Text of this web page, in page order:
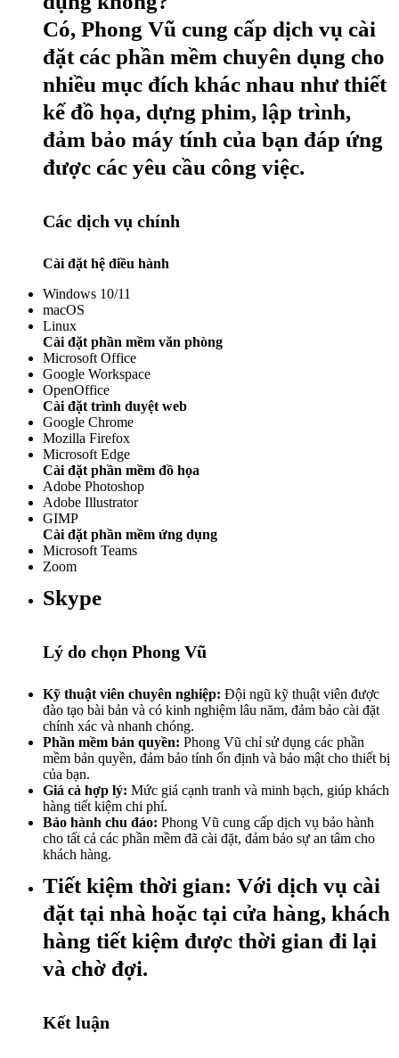
Có, Phong Vũ cung cấp dịch vụ cài
đặt các phần mềm chuyên dụng cho
nhiều mục đích khác nhau như thiết
kế đồ họa, dựng phim, lập trình,
đảm bảo máy tính của bạn đáp ứng
được các yêu cầu công việc.
Các dịch vụ chính
Cài đặt hệ điều hành
Windows 10/11
macOS
Linux
Cài đặt phần mềm văn phòng
Microsoft Office
Google Workspace
OpenOffice
Cài đặt trình duyệt web
Google Chrome
Mozilla Firefox
Microsoft Edge
Cài đặt phần mềm đồ họa
Adobe Photoshop
Adobe Illustrator
GIMP
Cài đặt phần mềm ứng dụng
Microsoft Teams
Zoom
Skype
Lý do chọn Phong Vũ
Kỹ thuật viên chuyên nghiệp: Đội ngũ kỹ thuật viên được
đào tạo bài bản và có kinh nghiệm lâu năm, đảm bảo cài đặt
chính xác và nhanh chóng.
Phần mềm bản quyền: Phong Vũ chỉ sử dụng các phần
mềm bản quyền, đảm bảo tính ổn định và bảo mật cho thiết bị
của bạn.
Giá cả hợp lý: Mức giá cạnh tranh và minh bạch, giúp khách
hàng tiết kiệm chi phí.
Bảo hành chu đáo: Phong Vũ cung cấp dịch vụ bảo hành
cho tất cả các phần mềm đã cài đặt, đảm bảo sự an tâm cho
khách hàng.
Tiết kiệm thời gian: Với dịch vụ cài
đặt tại nhà hoặc tại cửa hàng, khách
hàng tiết kiệm được thời gian đi lại
và chờ đợi.
Kết luận